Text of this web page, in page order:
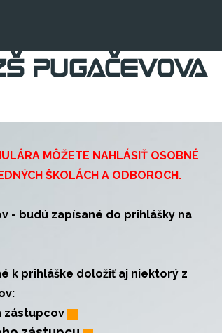
MÔŽETE NAHLÁSIŤ OSOBNÉ
ŠKOLÁCH A ODBOROCH.
- budú zapísané do prihlášky na
k prihláške doložiť aj niektorý z
zástupcov